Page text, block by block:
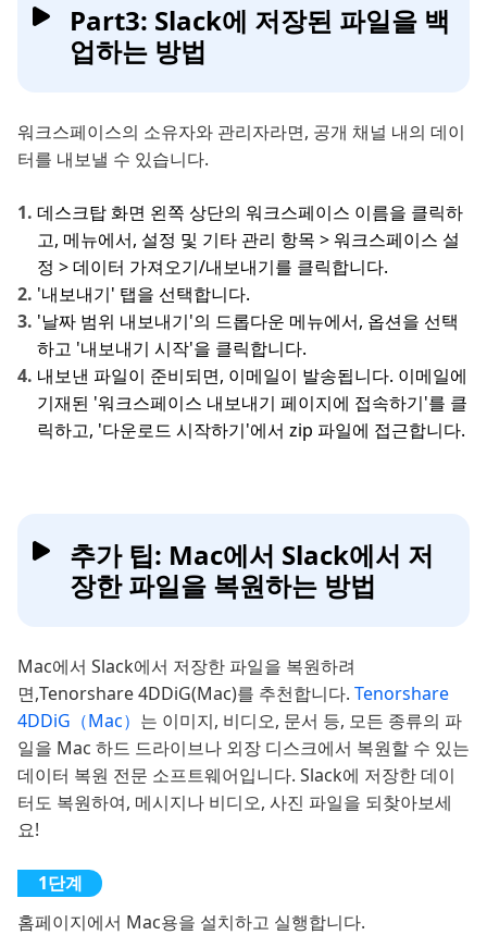
Part3: Slack에 저장된 파일을 백
업하는 방법
워크스페이스의 소유자와 관리자라면, 공개 채널 내의 데이
터를 내보낼 수 있습니다.
데스크탑 화면 왼쪽 상단의 워크스페이스 이름을 클릭하
고, 메뉴에서, 설정 및 기타 관리 항목 > 워크스페이스 설
정 > 데이터 가져오기/내보내기를 클릭합니다.
'내보내기' 탭을 선택합니다.
'날짜 범위 내보내기'의 드롭다운 메뉴에서, 옵션을 선택
하고 '내보내기 시작'을 클릭합니다.
내보낸 파일이 준비되면, 이메일이 발송됩니다. 이메일에
기재된 '워크스페이스 내보내기 페이지에 접속하기'를 클
릭하고, '다운로드 시작하기'에서 zip 파일에 접근합니다.
추가 팁: Mac에서 Slack에서 저
장한 파일을 복원하는 방법
Mac에서 Slack에서 저장한 파일을 복원하려
면,Tenorshare 4DDiG(Mac)를 추천합니다. Tenorshare
4DDiG（Mac） 는 이미지, 비디오, 문서 등, 모든 종류의 파
일을 Mac 하드 드라이브나 외장 디스크에서 복원할 수 있는
데이터 복원 전문 소프트웨어입니다. Slack에 저장한 데이
터도 복원하여, 메시지나 비디오, 사진 파일을 되찾아보세
요!
홈페이지에서 Mac용을 설치하고 실행합니다.